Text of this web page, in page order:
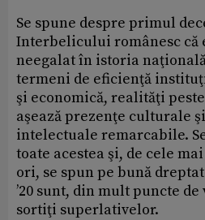
Se spune despre primul
Interbelicului românesc că
neegalat în istoria
termeni de eficienţă
şi economică, realităţi
aşează prezenţe culturale şi
intelectuale remarcabile.
toate acestea şi, de cele
ori, se spun pe bună
’20 sunt, din mult puncte de
sortiţi superlativelor.